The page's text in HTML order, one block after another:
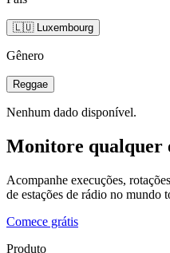
🇱🇺 Luxembourg
Gênero
Reggae
Nenhum dado disponível.
Monitore qualquer
Acompanhe execuções,
de estações de rádio no mundo
Comece grátis
Produto